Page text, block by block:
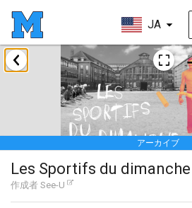
JA
アーカイブ
Les Sportifs du dimanche
作成者 See-U
2022年1月
Tournoi Mixte ASPTTOM
2022年1月22日| フランス
KKS Halli Duppeli
2022年1月22日 | フィンランド
Mölkky Tournament - Doubles